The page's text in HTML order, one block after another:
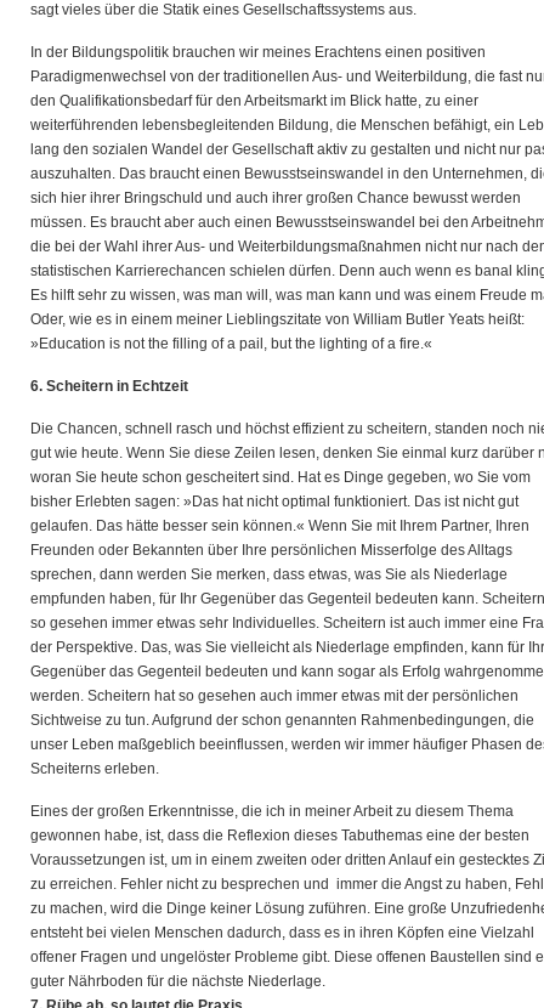
sagt vieles über die Statik eines Gesellschaftssystems aus.
In der Bildungspolitik brauchen wir meines Erachtens einen positiven
Paradigmenwechsel von der traditionellen Aus- und Weiterbildung, die fast
den Qualifikationsbedarf für den Arbeitsmarkt im Blick hatte, zu einer
weiterführenden lebensbegleitenden Bildung, die Menschen befähigt, ein
lang den sozialen Wandel der Gesellschaft aktiv zu gestalten und nicht nur
auszuhalten. Das braucht einen Bewusstseinswandel in den Unternehmen,
sich hier ihrer Bringschuld und auch ihrer großen Chance bewusst werden
müssen. Es braucht aber auch einen Bewusstseinswandel bei den
die bei der Wahl ihrer Aus- und Weiterbildungsmaßnahmen nicht nur nach
statistischen Karrierechancen schielen dürfen. Denn auch wenn es banal
Es hilft sehr zu wissen, was man will, was man kann und was einem Freude
Oder, wie es in einem meiner Lieblingszitate von William Butler Yeats heißt:
»Education is not the filling of a pail, but the lighting of a fire.«
6. Scheitern in Echtzeit
Die Chancen, schnell rasch und höchst effizient zu scheitern, standen noch
gut wie heute. Wenn Sie diese Zeilen lesen, denken Sie einmal kurz darüber
woran Sie heute schon gescheitert sind. Hat es Dinge gegeben, wo Sie vom
bisher Erlebten sagen: »Das hat nicht optimal funktioniert. Das ist nicht gut
gelaufen. Das hätte besser sein können.« Wenn Sie mit Ihrem Partner, Ihren
Freunden oder Bekannten über Ihre persönlichen Misserfolge des Alltags
sprechen, dann werden Sie merken, dass etwas, was Sie als Niederlage
empfunden haben, für Ihr Gegenüber das Gegenteil bedeuten kann.
so gesehen immer etwas sehr Individuelles. Scheitern ist auch immer eine
der Perspektive. Das, was Sie vielleicht als Niederlage empfinden, kann für Ihr
Gegenüber das Gegenteil bedeuten und kann sogar als Erfolg
werden. Scheitern hat so gesehen auch immer etwas mit der persönlichen
Sichtweise zu tun. Aufgrund der schon genannten Rahmenbedingungen, die
unser Leben maßgeblich beeinflussen, werden wir immer häufiger Phasen
Scheiterns erleben.
Eines der großen Erkenntnisse, die ich in meiner Arbeit zu diesem Thema
gewonnen habe, ist, dass die Reflexion dieses Tabuthemas eine der besten
Voraussetzungen ist, um in einem zweiten oder dritten Anlauf ein gestecktes
zu erreichen. Fehler nicht zu besprechen und immer die Angst zu haben,
zu machen, wird die Dinge keiner Lösung zuführen. Eine große
entsteht bei vielen Menschen dadurch, dass es in ihren Köpfen eine Vielzahl
offener Fragen und ungelöster Probleme gibt. Diese offenen Baustellen sind
guter Nährboden für die nächste Niederlage.